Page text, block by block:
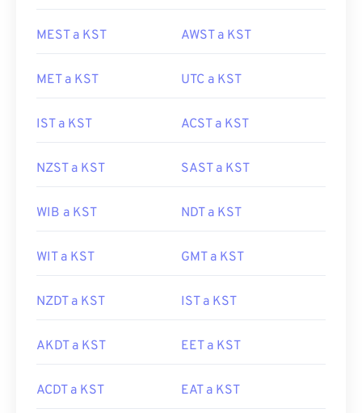
MEST a KST AWST a KST
MET a KST UTC a KST
IST a KST ACST a KST
NZST a KST SAST a KST
WIB a KST NDT a KST
WIT a KST GMT a KST
NZDT a KST IST a KST
AKDT a KST EET a KST
ACDT a KST EAT a KST